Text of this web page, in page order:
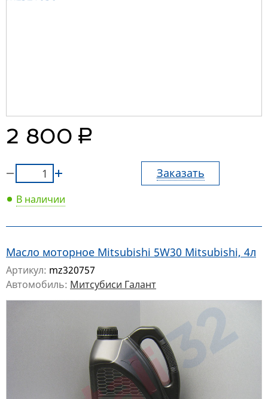
2 800 руб.
Заказать
В наличии
Масло моторное Mitsubishi 5W30 Mitsubishi, 4л
Артикул: mz320757
Автомобиль: Митсубиси Галант